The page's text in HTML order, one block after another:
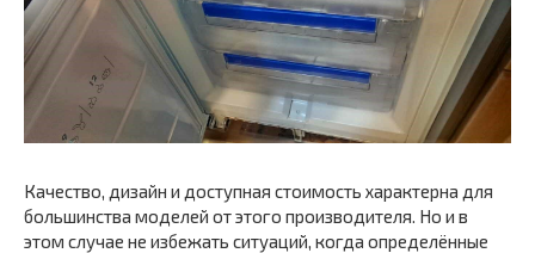
Качество, дизайн и доступная стоимость характерна для
большинства моделей от этого производителя. Но и в
этом случае не избежать ситуаций, когда определённые